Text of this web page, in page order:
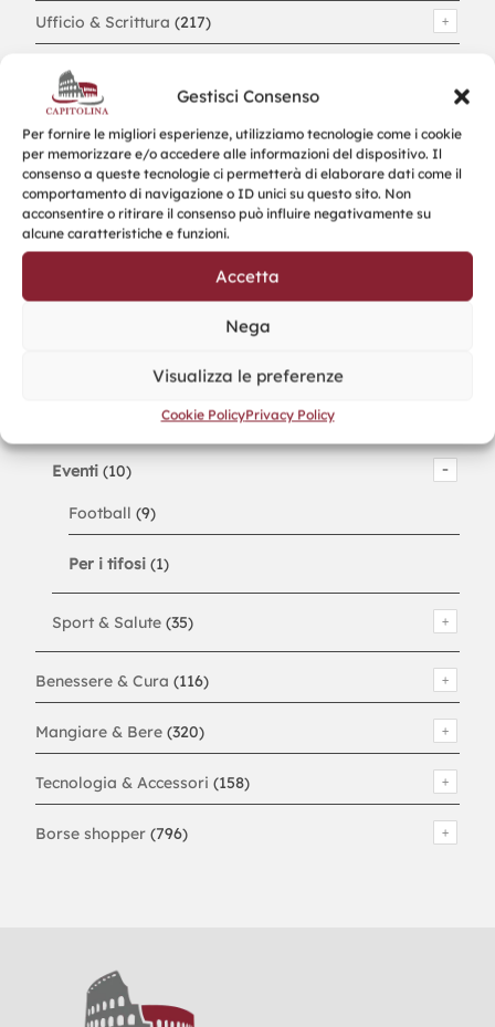
Gestisci Consenso
Per fornire le migliori esperienze, utilizziamo tecnologie come i cookie
per memorizzare e/o accedere alle informazioni del dispositivo. Il
consenso a queste tecnologie ci permetterà di elaborare dati come il
comportamento di navigazione o ID unici su questo sito. Non
acconsentire o ritirare il consenso può influire negativamente su
alcune caratteristiche e funzioni.
Accetta
Nega
Visualizza le preferenze
Cookie PolicyPrivacy Policy
Ufficio & Scrittura (217)
Christmas & Winter
Borse & Viaggi(250)
Ombrelli & Antipioggia(31)
(121)
(149)
Articoli da spiaggia(26)
All'aria aperta(78)
Eventi (10)
Football (9)
Per i tifosi (1)
Sport & Salute (35)
Benessere & Cura (116)
Mangiare & Bere (320)
Tecnologia & Accessori (158)
Borse shopper (796)